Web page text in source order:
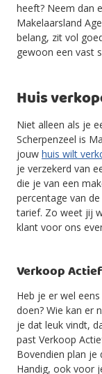
heeft? Neem dan
Makelaarsland
belang, zit vol
gewoon een vast
Huis
Niet alleen als je
Scherpenzeel is
jouw huis wilt
je verzekerd van
die je van een
percentage van
tarief. Zo weet jij
klant voor ons
Verkoop
Heb je er wel
doen? Wie kan er
je dat leuk vindt,
past Verkoop
Bovendien plan je
Handig, ook voor